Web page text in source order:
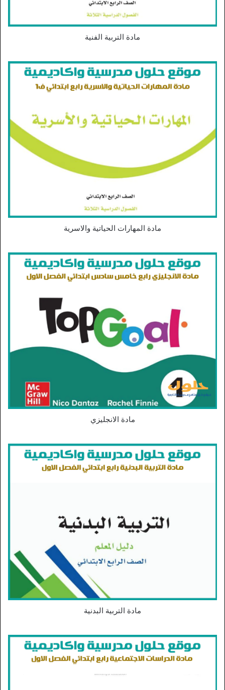
مادة التربية الفنية
مادة المهارات الحياتية والاسرية
مادة الانجليزي
مادة التربية البدنية